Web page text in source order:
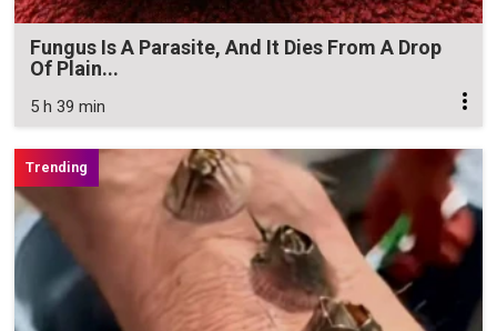
Fungus Is A Parasite, And It Dies From A Drop
Of Plain...
5 h 39 min